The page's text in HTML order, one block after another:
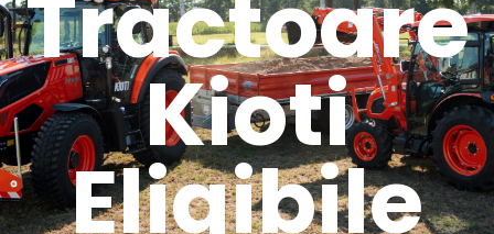
Tractoare
Kioti
Eligibile